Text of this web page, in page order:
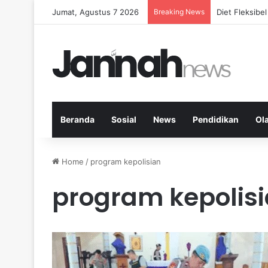
Jumat, Agustus 7 2026 Breaking News Diet
Beranda Sosial News Pendidikan
Home / program kepolisian
program